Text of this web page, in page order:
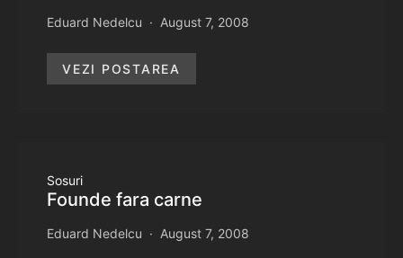
Eduard Nedelcu August 7, 2008
VEZI POSTAREA
Sosuri
Founde fara carne
Eduard Nedelcu August 7, 2008